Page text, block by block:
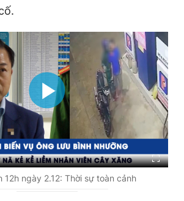
12h ngày 2.12: Thời sự toàn cảnh